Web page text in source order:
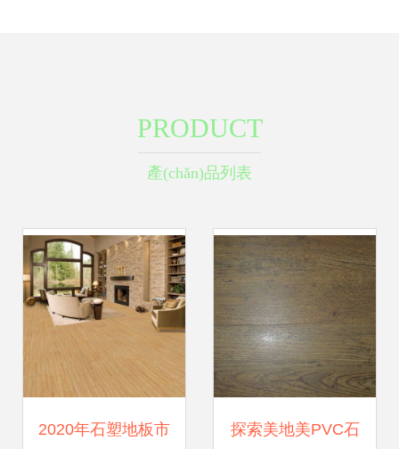
PRODUCT
產(chǎn)品列表
2020年石塑地板市 探索美地美PVC石